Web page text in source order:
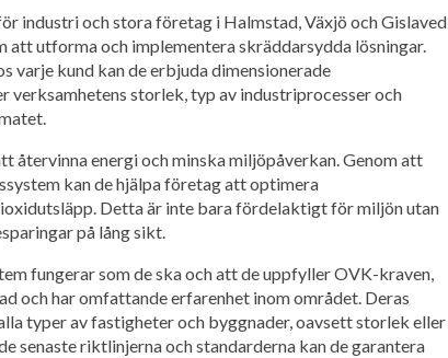
industri och stora företag i Halmstad, Växjö och Gislaved
att utforma och implementera skräddarsydda lösningar.
varje kund kan de erbjuda dimensionerade
verksamhetens storlek, typ av industriprocesser och
återvinna energi och minska miljöpåverkan. Genom att
kan de hjälpa företag att optimera
Detta är inte bara fördelaktigt för miljön utan
på lång sikt.
fungerar som de ska och att de uppfyller OVK-kraven,
och har omfattande erfarenhet inom området. Deras
typer av fastigheter och byggnader, oavsett storlek eller
senaste riktlinjerna och standarderna kan de garantera